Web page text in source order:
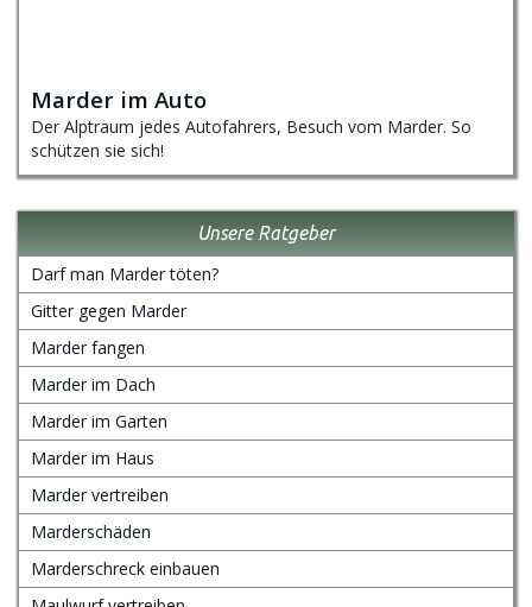
Marder im Auto
Der Alptraum jedes Autofahrers, Besuch vom Marder. So
schützen sie sich!
Unsere Ratgeber
Darf man Marder töten?
Gitter gegen Marder
Marder fangen
Marder im Dach
Marder im Garten
Marder im Haus
Marder vertreiben
Marderschäden
Marderschreck einbauen